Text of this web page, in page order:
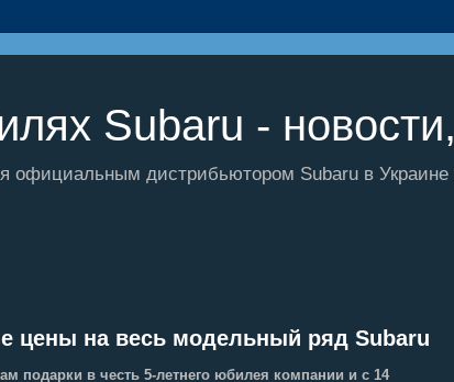
Subaru -
официальным дистрибьютором Subaru в Украине
цены на весь модельный ряд Subaru
подарки в честь 5-летнего юбилея компании и с 14